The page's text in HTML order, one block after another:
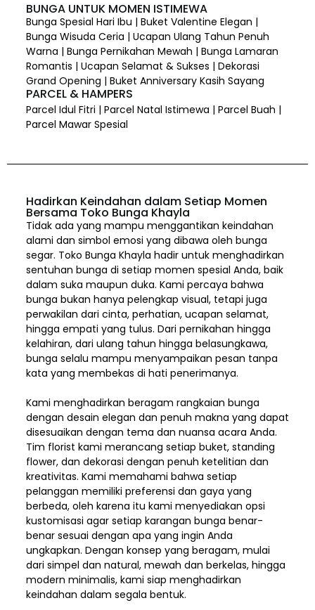
BUNGA UNTUK MOMEN ISTIMEWA
Bunga Spesial Hari Ibu | Buket Valentine Elegan |
Bunga Wisuda Ceria | Ucapan Ulang Tahun Penuh
Warna | Bunga Pernikahan Mewah | Bunga Lamaran
Romantis | Ucapan Selamat & Sukses | Dekorasi
Grand Opening | Buket Anniversary Kasih Sayang
PARCEL & HAMPERS
Parcel Idul Fitri | Parcel Natal Istimewa | Parcel Buah |
Parcel Mawar Spesial
Hadirkan Keindahan dalam Setiap Momen
Bersama Toko Bunga Khayla
Tidak ada yang mampu menggantikan keindahan
alami dan simbol emosi yang dibawa oleh bunga
segar. Toko Bunga Khayla hadir untuk menghadirkan
sentuhan bunga di setiap momen spesial Anda, baik
dalam suka maupun duka. Kami percaya bahwa
bunga bukan hanya pelengkap visual, tetapi juga
perwakilan dari cinta, perhatian, ucapan selamat,
hingga empati yang tulus. Dari pernikahan hingga
kelahiran, dari ulang tahun hingga belasungkawa,
bunga selalu mampu menyampaikan pesan tanpa
kata yang membekas di hati penerimanya.
Kami menghadirkan beragam rangkaian bunga
dengan desain elegan dan penuh makna yang dapat
disesuaikan dengan tema dan nuansa acara Anda.
Tim florist kami merancang setiap buket, standing
flower, dan dekorasi dengan penuh ketelitian dan
kreativitas. Kami memahami bahwa setiap
pelanggan memiliki preferensi dan gaya yang
berbeda, oleh karena itu kami menyediakan opsi
kustomisasi agar setiap karangan bunga benar-
benar sesuai dengan apa yang ingin Anda
ungkapkan. Dengan konsep yang beragam, mulai
dari simpel dan natural, mewah dan berkelas, hingga
modern minimalis, kami siap menghadirkan
keindahan dalam segala bentuk.